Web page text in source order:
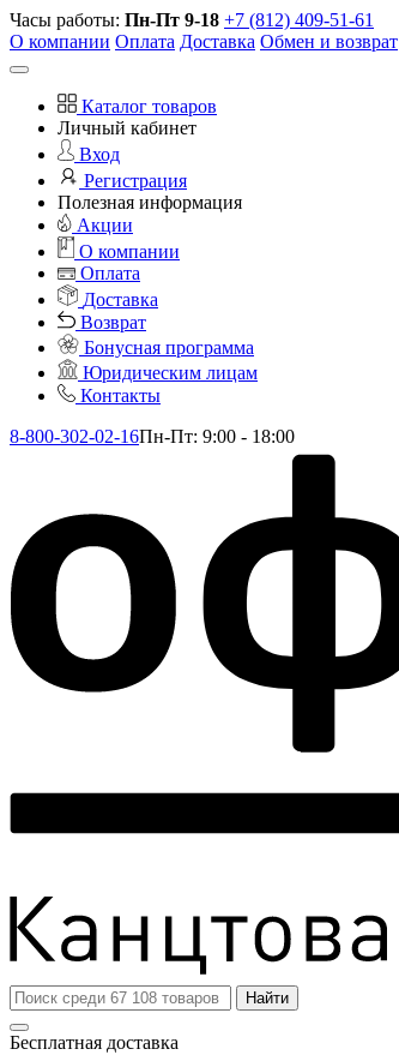
Часы работы: Пн-Пт 9-18 +7 (812) 409-51-61
О компании Оплата Доставка Обмен и возврат
Каталог товаров
Личный кабинет
Вход
Регистрация
Полезная информация
Акции
О компании
Оплата
Доставка
Возврат
Бонусная программа
Юридическим лицам
Контакты
8-800-302-02-16Пн-Пт: 9:00 - 18:00
Найти
Бесплатная доставка